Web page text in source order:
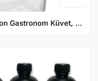
Corona Professional Polikarbon Gastronom Küvet, 1/4, 20 cm, BO150